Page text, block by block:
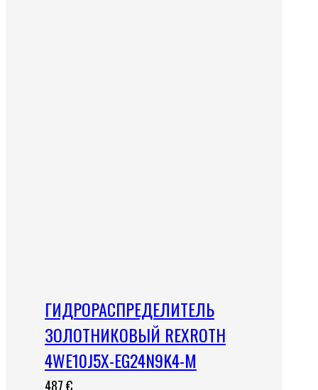
ГИДРОРАСПРЕДЕЛИТЕЛЬ
ЗОЛОТНИКОВЫЙ REXROTH
4WE10J5X-EG24N9K4-M
487€